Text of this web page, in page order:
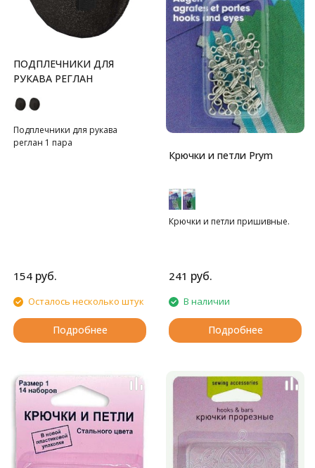
ПОДПЛЕЧНИКИ ДЛЯ
РУКАВА РЕГЛАН
Подплечники для рукава
реглан 1 пара
154 руб.
Осталось несколько штук
Подробнее
Крючки и петли Prym
Крючки и петли пришивные.
241 руб.
В наличии
Подробнее